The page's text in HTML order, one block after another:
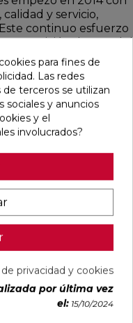
y servicio,
continuo esfuerzo
posición dentro del
por una amplia
fabricados
blanca como en
Tiles es la extensa
efecto piedra. El paso
en los
baldosa
Esencia,
fundamentales
tan peculiares
de diferentes
para fines de
Las redes
de terceros se utilizan
sociales y anuncios
y el
involucrados?
privacidad y cookies
por última vez
el: 15/10/2024